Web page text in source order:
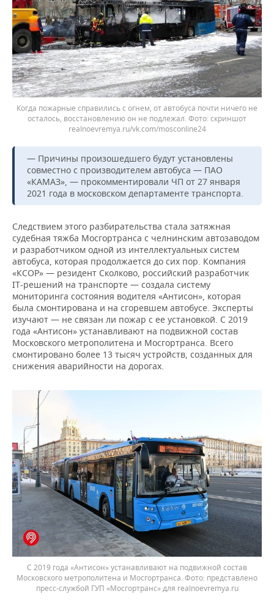
Когда пожарные справились с огнем, от автобуса почти ничего не
осталось, восстановлению он не подлежал.
скриншот
realnoevremya.ru/vk.com/mosconline24
— Причины произошедшего будут установлены
совместно с производителем автобуса — ПАО
«КАМАЗ», — прокомментировали ЧП от 27 января
2021 года в московском департаменте транспорта.
Следствием этого разбирательства стала затяжная
судебная тяжба Мосгортранса с челнинским автозаводом
и разработчиком одной из интеллектуальных систем
автобуса, которая продолжается до сих пор. Компания
«КСОР» — резидент Сколково, российский разработчик
IT-решений на транспорте — создала систему
мониторинга состояния водителя «Антисон», которая
была смонтирована и на сгоревшем автобусе. Эксперты
изучают — не связан ли пожар с ее установкой. С 2019
года «Антисон» устанавливают на подвижной состав
Московского метрополитена и Мосгортранса. Всего
смонтировано более 13 тысяч устройств, созданных для
снижения аварийности на дорогах.
С 2019 года «Антисон» устанавливают на подвижной состав
Московского метрополитена и Мосгортранса.
представлено
пресс-службой ГУП «Мосгортранс» для realnoevremya.ru